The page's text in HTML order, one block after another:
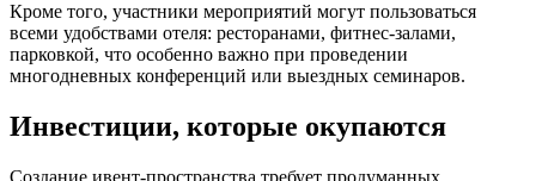
Кроме того, участники мероприятий могут пользоваться
всеми удобствами отеля: ресторанами, фитнес-залами,
парковкой, что особенно важно при проведении
многодневных конференций или выездных семинаров.
Инвестиции, которые окупаются
Создание ивент-пространства требует продуманных